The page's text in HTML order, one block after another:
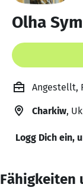
Olha
Angestellt,
Charkiw,
Logg Dich ein,
Fähigkeiten